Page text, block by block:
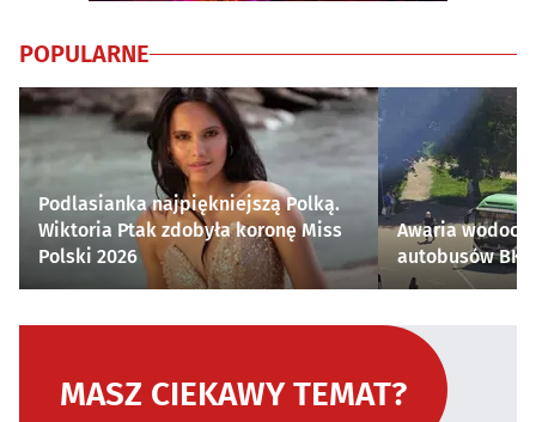
POPULARNE
Podlasianka najpiękniejszą Polką.
Wiktoria Ptak zdobyła koronę Miss
Polski 2026
Awaria
autobusów
MASZ CIEKAWY TEMAT?